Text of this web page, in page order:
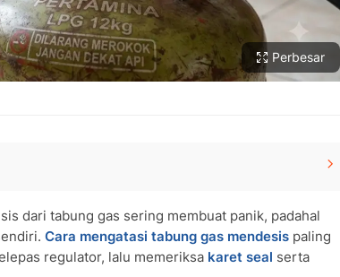
Perbesar
Tanpa Regulator
yang Harus Dihindari
Perlu Diwaspadai
dari tabung gas sering membuat panik, padahal
Cara mengatasi tabung gas mendesis paling
regulator, lalu memeriksa karet seal serta